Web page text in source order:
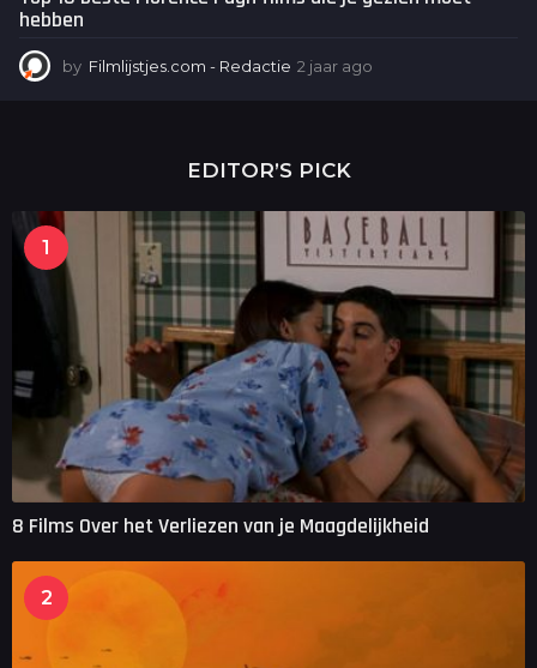
hebben
by Filmlijstjes.com - Redactie 2 jaar ago
EDITOR’S PICK
1
8 Films Over het Verliezen van je Maagdelijkheid
2